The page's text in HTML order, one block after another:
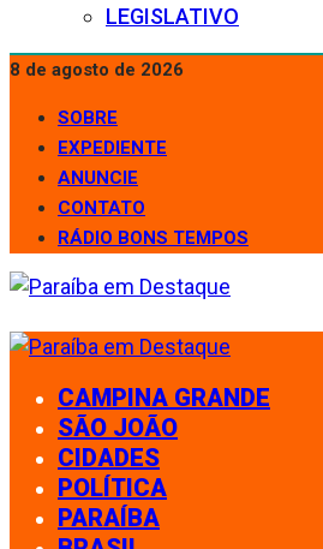
LEGISLATIVO
8 de agosto de 2026
SOBRE
EXPEDIENTE
ANUNCIE
CONTATO
RÁDIO BONS TEMPOS
CAMPINA GRANDE
SÃO JOÃO
CIDADES
POLÍTICA
PARAÍBA